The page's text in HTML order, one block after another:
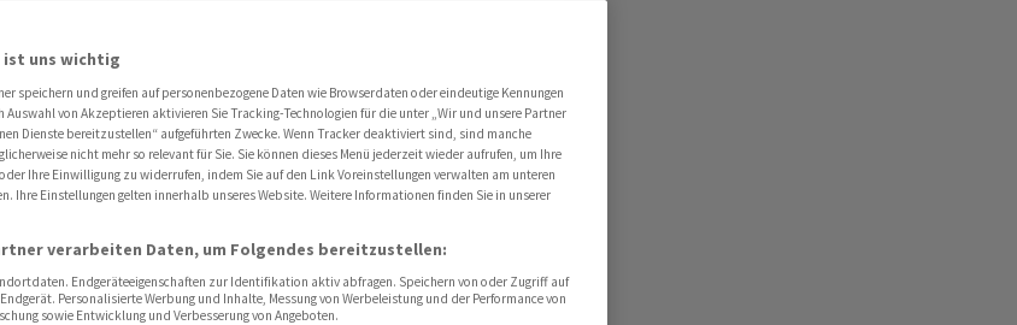
im US-Sog
uns wichtig
speichern und greifen auf personenbezogene Daten wie Browserdaten oder eindeutige Kennungen
Auswahl von Akzeptieren aktivieren Sie Tracking-Technologien für die unter „Wir und unsere Partner
Dienste bereitzustellen“ aufgeführten Zwecke. Wenn Tracker deaktiviert sind, sind manche
nicht mehr so relevant für Sie. Sie können dieses Menü jederzeit wieder aufrufen, um Ihre
Ihre Einwilligung zu widerrufen, indem Sie auf den Link Voreinstellungen verwalten am unteren
Ihre Einstellungen gelten innerhalb unseres Website. Weitere Informationen finden Sie in unserer
verarbeiten Daten, um Folgendes bereitzustellen:
Endgeräteeigenschaften zur Identifikation aktiv abfragen. Speichern von oder Zugriff auf
Personalisierte Werbung und Inhalte, Messung von Werbeleistung und der Performance von
sowie Entwicklung und Verbesserung von Angeboten.